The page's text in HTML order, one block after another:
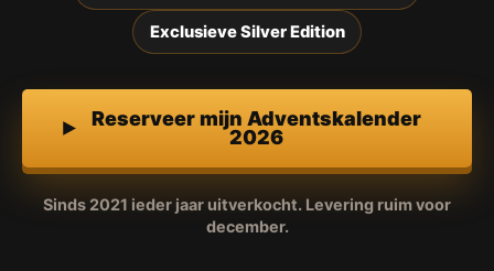
Exclusieve Silver Edition
Reserveer mijn Adventskalender
2026
Sinds 2021 ieder jaar uitverkocht. Levering ruim voor
december.